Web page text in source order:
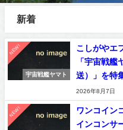
新着
NEW!
宇宙戦艦ヤマト
こしがやエ
「宇宙戦艦
送）」を特
2026年8月7日
NEW!
ワンコイン
インコンサ